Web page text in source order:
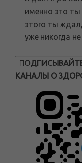
именно это ты
этого ты
уже никогда
КАНАЛЫ О